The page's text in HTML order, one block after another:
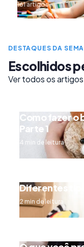
161 artigos
DESTAQUES DA
Escolhidos
Ver todos os
Como fazer o
Parte 1
4 min de leitura
Diferentes
2 min de leitura